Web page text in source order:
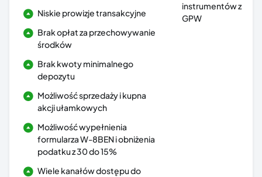
Niskie prowizje transakcyjne
Brak opłat za przechowywanie
środków
Brak kwoty minimalnego
depozytu
Możliwość sprzedaży i kupna
akcji ułamkowych
Możliwość wypełnienia
formularza W-8BEN i obniżenia
podatku z 30 do 15%
Wiele kanałów dostępu do
instrumentów z
GPW